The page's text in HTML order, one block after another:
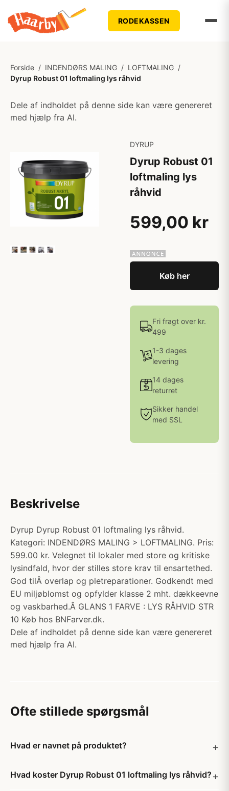
RODEKASSEN
Forside / INDENDØRS MALING / LOFTMALING /
Dyrup Robust 01 loftmaling lys råhvid
Dele af indholdet på denne side kan være genereret
med hjælp fra AI.
DYRUP
Dyrup Robust 01
loftmaling lys
råhvid
599,00 kr
Køb her
Fri fragt over kr.
499
1-3 dages
levering
14 dages
returret
Sikker handel
med SSL
Beskrivelse
Dyrup Dyrup Robust 01 loftmaling lys råhvid.
Kategori: INDENDØRS MALING > LOFTMALING. Pris:
599.00 kr. Velegnet til lokaler med store og kritiske
lysindfald, hvor der stilles store krav til ensartethed.
God tilÂ overlap og pletreparationer. Godkendt med
EU miljøblomst og opfylder klasse 2 mht. dækkeevne
og vaskbarhed.Â GLANS 1 FARVE : LYS RÅHVID STR
10 Køb hos BNFarver.dk.
Dele af indholdet på denne side kan være genereret
med hjælp fra AI.
Ofte stillede spørgsmål
Hvad er navnet på produktet?
Hvad koster Dyrup Robust 01 loftmaling lys råhvid?